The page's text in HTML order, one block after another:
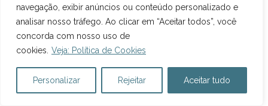
navegação, exibir anúncios ou conteúdo personalizado e
analisar nosso tráfego. Ao clicar em “Aceitar todos”, você
concorda com nosso uso de
cookies. Veja: Política de Cookies
Personalizar Rejeitar Aceitar tudo